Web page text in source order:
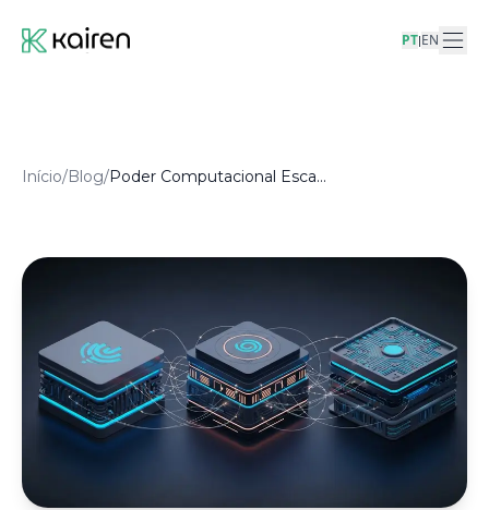
PT|EN
Início/Blog/ Poder Computacional Escalável: Parceiros em Soluções de IA, Hardware Otimizado e Infraestrutura de Ponta